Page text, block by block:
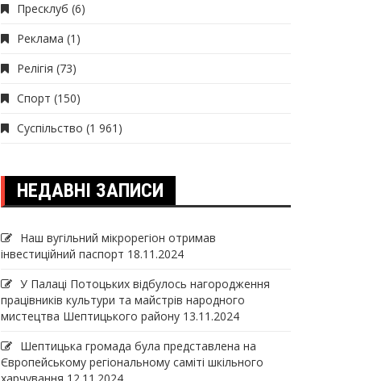
Пресклуб (6)
Реклама (1)
Релігія (73)
Спорт (150)
Суспільство (1 961)
НЕДАВНІ ЗАПИСИ
Наш вугільний мікрорегіон отримав
інвеcтиційний паспорт 18.11.2024
У Палаці Потоцьких відбулось нагородження
працівників культури та майстрів народного
мистецтва Шептицького району 13.11.2024
Шептицька громада була представлена на
Європейському регіональному саміті шкільного